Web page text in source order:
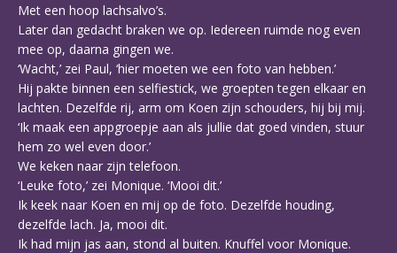
Met een hoop lachsalvo’s.
Later dan gedacht braken we op. Iedereen ruimde nog even
mee op, daarna gingen we.
‘Wacht,’ zei Paul, ‘hier moeten we een foto van hebben.’
Hij pakte binnen een selfiestick, we groepten tegen elkaar en
lachten. Dezelfde rij, arm om Koen zijn schouders, hij bij mij.
‘Ik maak een appgroepje aan als jullie dat goed vinden, stuur
hem zo wel even door.’
We keken naar zijn telefoon.
‘Leuke foto,’ zei Monique. ‘Mooi dit.’
Ik keek naar Koen en mij op de foto. Dezelfde houding,
dezelfde lach. Ja, mooi dit.
Ik had mijn jas aan, stond al buiten. Knuffel voor Monique.